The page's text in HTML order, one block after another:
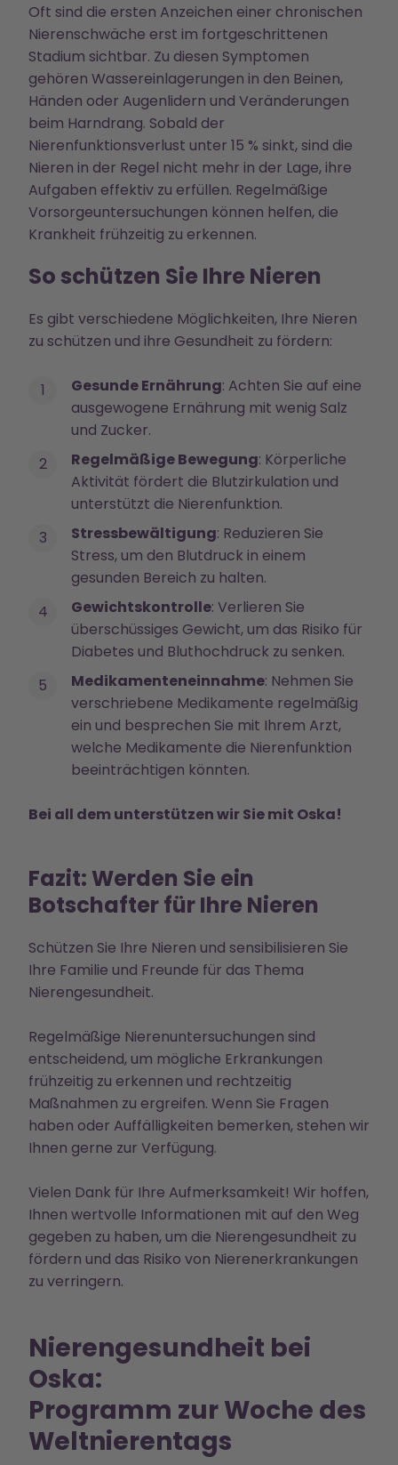
Oft sind die ersten Anzeichen einer chronischen
Nierenschwäche erst im fortgeschrittenen
Stadium sichtbar. Zu diesen Symptomen
gehören Wassereinlagerungen in den Beinen,
Händen oder Augenlidern und Veränderungen
beim Harndrang. Sobald der
Nierenfunktionsverlust unter 15 % sinkt, sind die
Nieren in der Regel nicht mehr in der Lage, ihre
Aufgaben effektiv zu erfüllen. Regelmäßige
Vorsorgeuntersuchungen können helfen, die
Krankheit frühzeitig zu erkennen.
So schützen Sie Ihre Nieren
Es gibt verschiedene Möglichkeiten, Ihre Nieren
zu schützen und ihre Gesundheit zu fördern:
Gesunde Ernährung: Achten Sie auf eine
ausgewogene Ernährung mit wenig Salz
und Zucker.
Regelmäßige Bewegung: Körperliche
Aktivität fördert die Blutzirkulation und
unterstützt die Nierenfunktion.
Stressbewältigung: Reduzieren Sie
Stress, um den Blutdruck in einem
gesunden Bereich zu halten.
Gewichtskontrolle: Verlieren Sie
überschüssiges Gewicht, um das Risiko für
Diabetes und Bluthochdruck zu senken.
Medikamenteneinnahme: Nehmen Sie
verschriebene Medikamente regelmäßig
ein und besprechen Sie mit Ihrem Arzt,
welche Medikamente die Nierenfunktion
beeinträchtigen könnten.
Bei all dem unterstützen wir Sie mit Oska!
Fazit: Werden Sie ein
Botschafter für Ihre Nieren
Schützen Sie Ihre Nieren und sensibilisieren Sie
Ihre Familie und Freunde für das Thema
Nierengesundheit.
Regelmäßige Nierenuntersuchungen sind
entscheidend, um mögliche Erkrankungen
frühzeitig zu erkennen und rechtzeitig
Maßnahmen zu ergreifen. Wenn Sie Fragen
haben oder Auffälligkeiten bemerken, stehen wir
Ihnen gerne zur Verfügung.
Vielen Dank für Ihre Aufmerksamkeit! Wir hoffen,
Ihnen wertvolle Informationen mit auf den Weg
gegeben zu haben, um die Nierengesundheit zu
fördern und das Risiko von Nierenerkrankungen
zu verringern.
Nierengesundheit bei
Oska:
Programm zur Woche des
Weltnierentags